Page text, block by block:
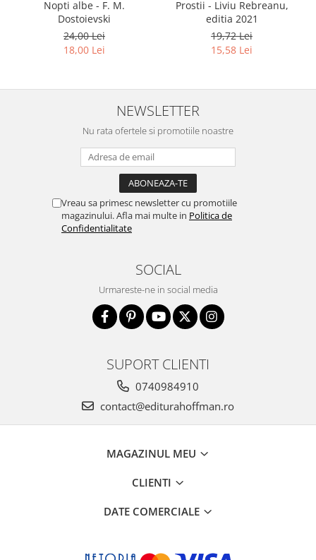
Nopti albe - F. M.
Dostoievski
24,00 Lei
18,00 Lei
Prostii - Liviu Rebreanu,
editia 2021
19,72 Lei
15,58 Lei
NEWSLETTER
Nu rata ofertele si promotiile noastre
Vreau sa primesc newsletter cu promotiile
magazinului. Afla mai multe in Politica de
Confidentialitate
SOCIAL
Urmareste-ne in social media
SUPORT CLIENTI
0740984910
contact@editurahoffman.ro
MAGAZINUL MEU
CLIENTI
DATE COMERCIALE